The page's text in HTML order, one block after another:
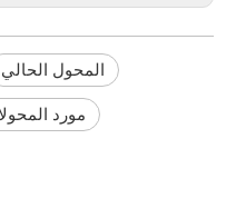
المحول الحالي
مورد